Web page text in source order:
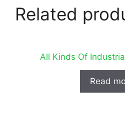
Related
All Kinds Of
Read